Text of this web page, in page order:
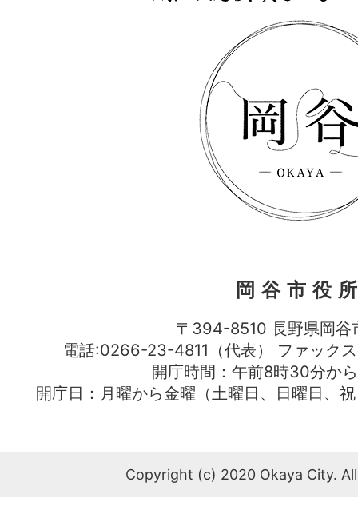
岡谷市役
〒394-8510 長野県岡谷
電話:0266-23-4811（代表） ファッ
開庁時間：午前8時30分か
開庁日：月曜から金曜（土曜日、日曜日、
Copyright (c) 2020 Okaya City.